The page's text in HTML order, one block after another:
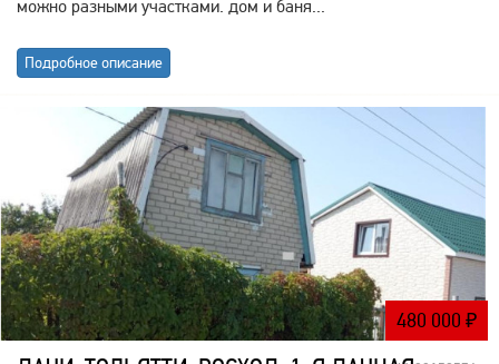
можно разными участками. дом и баня...
Подробное описание
480 000 ₽